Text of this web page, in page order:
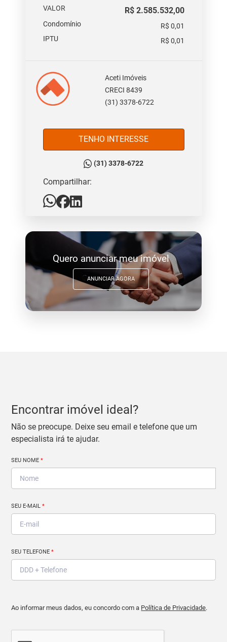
VALOR R$ 2.585.532,00
Condomínio
R$ 0,01
IPTU
R$ 0,01
Aceti Imóveis
CRECI 8439
(31) 3378-6722
TENHO INTERESSE
(31) 3378-6722
Compartilhar:
Quero anunciar meu imóvel
ANUNCIAR AGORA
Encontrar imóvel ideal?
Não se preocupe. Deixe seu email e telefone que um
especialista irá te ajudar.
SEU NOME*
SEU E-MAIL*
SEU TELEFONE*
Ao informar meus dados, eu concordo com a Política de Privacidade.